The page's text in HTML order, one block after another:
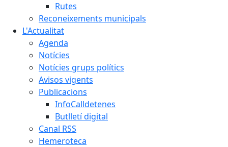
Rutes
Reconeixements municipals
L'Actualitat
Agenda
Notícies
Notícies grups polítics
Avisos vigents
Publicacions
InfoCalldetenes
Butlletí digital
Canal RSS
Hemeroteca